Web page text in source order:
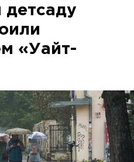
детсаду
«Уайт-